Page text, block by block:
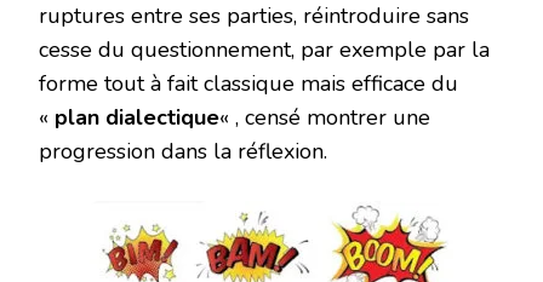
ruptures entre ses parties, réintroduire sans
cesse du questionnement, par exemple par la
forme tout à fait classique mais efficace du
« plan dialectique« , censé montrer une
progression dans la réflexion.